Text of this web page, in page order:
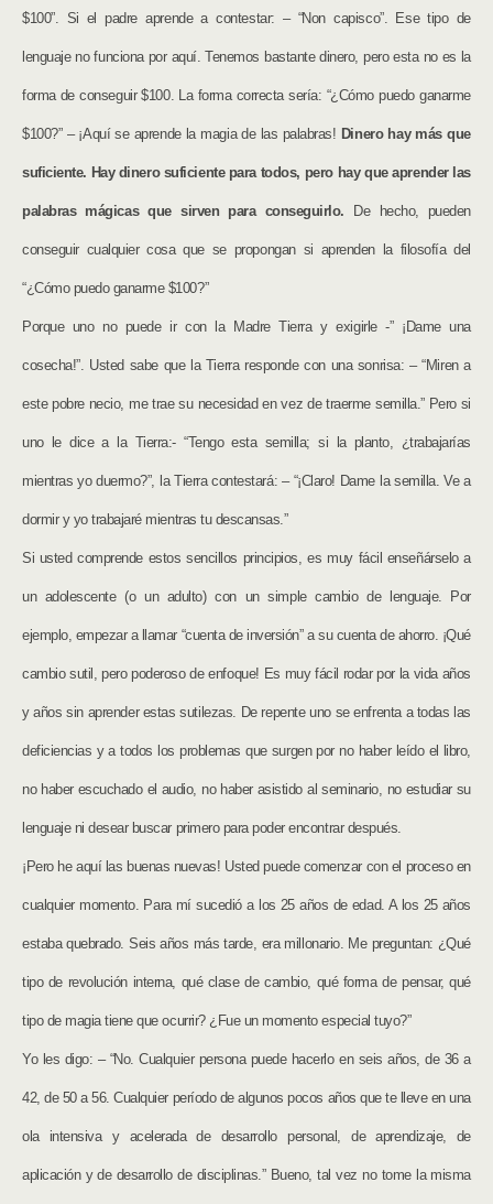
$100”. Si el padre aprende a contestar: – “Non capisco”. Ese tipo de
lenguaje no funciona por aquí. Tenemos bastante dinero, pero esta no es la
forma de conseguir $100. La forma correcta sería: “¿Cómo puedo ganarme
$100?” – ¡Aquí se aprende la magia de las palabras! Dinero hay más que
suficiente. Hay dinero suficiente para todos, pero hay que aprender las
palabras mágicas que sirven para conseguirlo. De hecho, pueden
conseguir cualquier cosa que se propongan si aprenden la filosofía del
“¿Cómo puedo ganarme $100?”
Porque uno no puede ir con la Madre Tierra y exigirle -” ¡Dame una
cosecha!”. Usted sabe que la Tierra responde con una sonrisa: – “Miren a
este pobre necio, me trae su necesidad en vez de traerme semilla.” Pero si
uno le dice a la Tierra:- “Tengo esta semilla; si la planto, ¿trabajarías
mientras yo duermo?”, la Tierra contestará: – “¡Claro! Dame la semilla. Ve a
dormir y yo trabajaré mientras tu descansas.”
Si usted comprende estos sencillos principios, es muy fácil enseñárselo a
un adolescente (o un adulto) con un simple cambio de lenguaje. Por
ejemplo, empezar a llamar “cuenta de inversión” a su cuenta de ahorro. ¡Qué
cambio sutil, pero poderoso de enfoque! Es muy fácil rodar por la vida años
y años sin aprender estas sutilezas. De repente uno se enfrenta a todas las
deficiencias y a todos los problemas que surgen por no haber leído el libro,
no haber escuchado el audio, no haber asistido al seminario, no estudiar su
lenguaje ni desear buscar primero para poder encontrar después.
¡Pero he aquí las buenas nuevas! Usted puede comenzar con el proceso en
cualquier momento. Para mí sucedió a los 25 años de edad. A los 25 años
estaba quebrado. Seis años más tarde, era millonario. Me preguntan: ¿Qué
tipo de revolución interna, qué clase de cambio, qué forma de pensar, qué
tipo de magia tiene que ocurrir? ¿Fue un momento especial tuyo?”
Yo les digo: – “No. Cualquier persona puede hacerlo en seis años, de 36 a
42, de 50 a 56. Cualquier período de algunos pocos años que te lleve en una
ola intensiva y acelerada de desarrollo personal, de aprendizaje, de
aplicación y de desarrollo de disciplinas.” Bueno, tal vez no tome la misma